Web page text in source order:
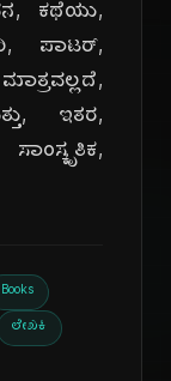
ಕಥೆಯು,
ಪಾಟರ್,
ಇತರ,
Books
ಲೇಖಕಿ